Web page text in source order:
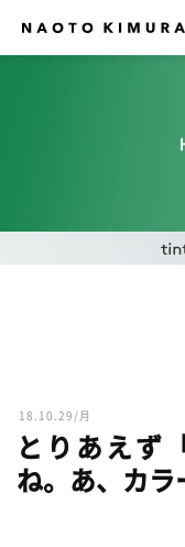
18.10.29/月
とりあえず
ね。あ、カラ